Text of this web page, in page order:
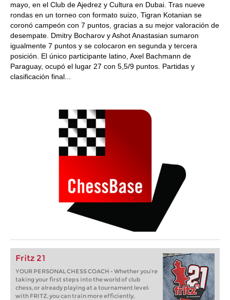
mayo, en el Club de Ajedrez y Cultura en Dubai. Tras nueve
rondas en un torneo con formato suizo, Tigran Kotanian se
coronó campeón con 7 puntos, gracias a su mejor valoración de
desempate. Dmitry Bocharov y Ashot Anastasian sumaron
igualmente 7 puntos y se colocaron en segunda y tercera
posición. El único participante latino, Axel Bachmann de
Paraguay, ocupó el lugar 27 con 5,5/9 puntos. Partidas y
clasificación final...
Fritz 21
YOUR PERSONAL CHESS COACH - Whether you’re
taking your first steps into the world of club
chess, or already playing at a tournament level:
with FRITZ, you can train more efficiently,